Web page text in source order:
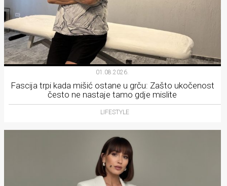
01.08.2026.
Fascija trpi kada mišić ostane u grču: Zašto ukočenost
često ne nastaje tamo gdje mislite
LIFESTYLE